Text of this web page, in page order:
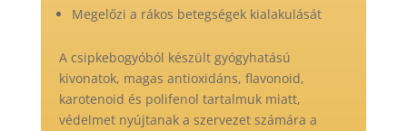
Megelőzi a rákos betegségek kialakulását
A csipkebogyóból készült gyógyhatású
kivonatok, magas antioxidáns, flavonoid,
karotenoid és polifenol tartalmuk miatt,
védelmet nyújtanak a szervezet számára a